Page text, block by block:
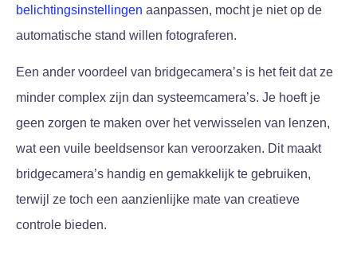
belichtingsinstellingen aanpassen, mocht je niet op de
automatische stand willen fotograferen.
Een ander voordeel van bridgecamera’s is het feit dat ze
minder complex zijn dan systeemcamera’s. Je hoeft je
geen zorgen te maken over het verwisselen van lenzen,
wat een vuile beeldsensor kan veroorzaken. Dit maakt
bridgecamera’s handig en gemakkelijk te gebruiken,
terwijl ze toch een aanzienlijke mate van creatieve
controle bieden.